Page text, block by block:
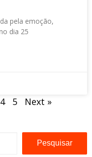
pela emoção,
dia 25
4 5 Next »
Pesquisar